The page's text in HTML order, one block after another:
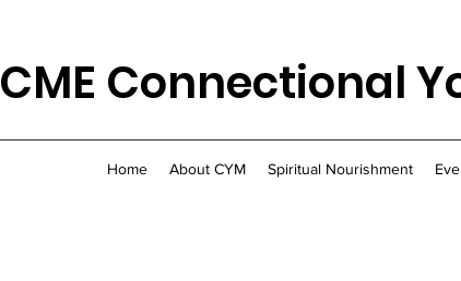
CME Connectional
Home About CYM Spiritual Nourishment